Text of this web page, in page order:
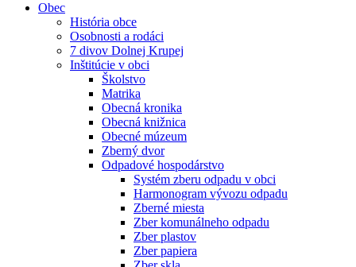
Obec
História obce
Osobnosti a rodáci
7 divov Dolnej Krupej
Inštitúcie v obci
Školstvo
Matrika
Obecná kronika
Obecná knižnica
Obecné múzeum
Zberný dvor
Odpadové hospodárstvo
Systém zberu odpadu v obci
Harmonogram vývozu odpadu
Zberné miesta
Zber komunálneho odpadu
Zber plastov
Zber papiera